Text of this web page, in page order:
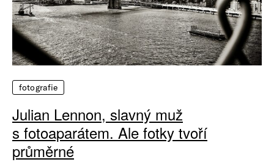
fotografie
Julian Lennon, slavný muž
s fotoaparátem. Ale fotky tvoří
průměrné